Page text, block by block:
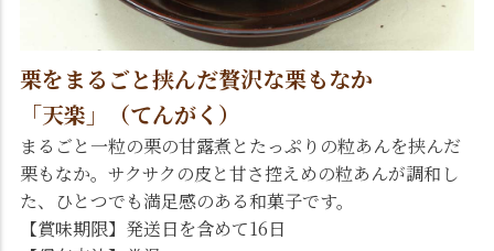
栗をまるごと挟んだ贅沢な栗もなか
「天楽」（てんがく）
まるごと一粒の栗の甘露煮とたっぷりの粒あんを挟んだ
栗もなか。サクサクの皮と甘さ控えめの粒あんが調和し
た、ひとつでも満足感のある和菓子です。
【賞味期限】発送日を含めて16日